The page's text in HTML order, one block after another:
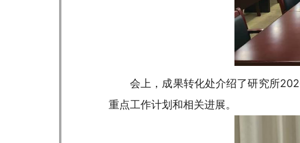
会上，成果转化处介绍了研究所
重点工作计划和相关进展。